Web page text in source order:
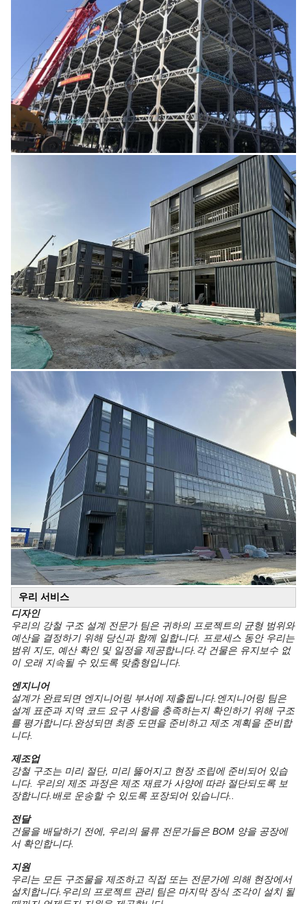
우리 서비스
디자인
우리의 강철 구조 설계 전문가 팀은 귀하의 프로젝트의 균형 범위와
예산을 결정하기 위해 당신과 함께 일합니다. 프로세스 동안 우리는
범위 지도, 예산 확인 및 일정을 제공합니다.각 건물은 유지보수 없
이 오래 지속될 수 있도록 맞춤형입니다.
엔지니어
설계가 완료되면 엔지니어링 부서에 제출됩니다.엔지니어링 팀은
설계 표준과 지역 코드 요구 사항을 충족하는지 확인하기 위해 구조
를 평가합니다.완성되면 최종 도면을 준비하고 제조 계획을 준비합
니다.
제조업
강철 구조는 미리 절단, 미리 뚫어지고 현장 조립에 준비되어 있습
니다. 우리의 제조 과정은 제조 재료가 사양에 따라 절단되도록 보
장합니다.배로 운송할 수 있도록 포장되어 있습니다..
전달
건물을 배달하기 전에, 우리의 물류 전문가들은 BOM 양을 공장에
서 확인합니다.
지원
우리는 모든 구조물을 제조하고 직접 또는 전문가에 의해 현장에서
설치합니다.우리의 프로젝트 관리 팀은 마지막 장식 조각이 설치 될